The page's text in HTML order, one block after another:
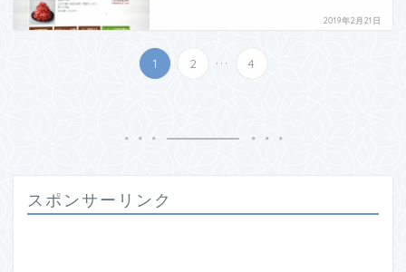
2019年2月21日
1 2 ... 4
スポンサーリンク